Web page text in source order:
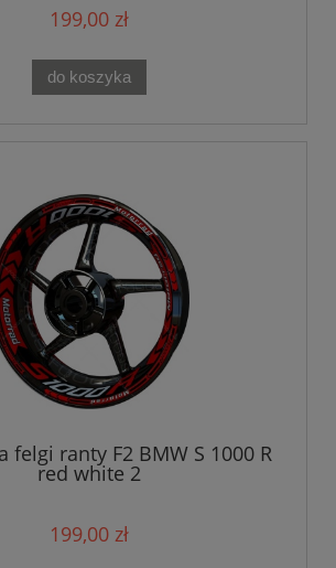
199,00 zł
do koszyka
felgi ranty F2 BMW S 1000 R
red white 2
199,00 zł